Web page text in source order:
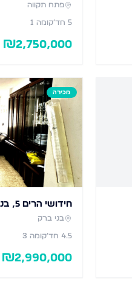
פתח תקווה
5 חד׳קומה 1
₪2,750,000
מכירה
חידושי הרים 5, בני ברק
בני ברק
4.5 חד׳קומה 3
₪2,990,000